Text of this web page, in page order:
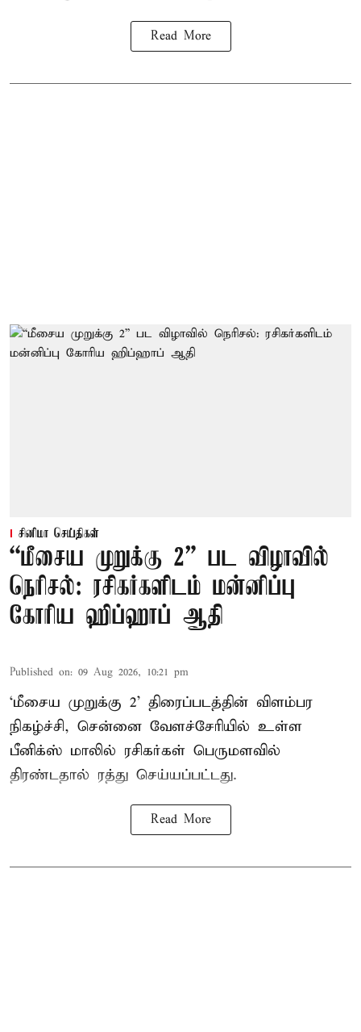
Read More
சினிமா செய்திகள்
“மீசைய முறுக்கு 2” பட விழாவில்
நெரிசல்: ரசிகர்களிடம் மன்னிப்பு
கோரிய ஹிப்ஹாப் ஆதி
Published on: 09 Aug 2026, 10:21 pm
‘மீசைய முறுக்கு 2’ திரைப்படத்தின் விளம்பர
நிகழ்ச்சி, சென்னை வேளச்சேரியில் உள்ள
பீனிக்ஸ் மாலில் ரசிகர்கள் பெருமளவில்
திரண்டதால் ரத்து செய்யப்பட்டது.
Read More